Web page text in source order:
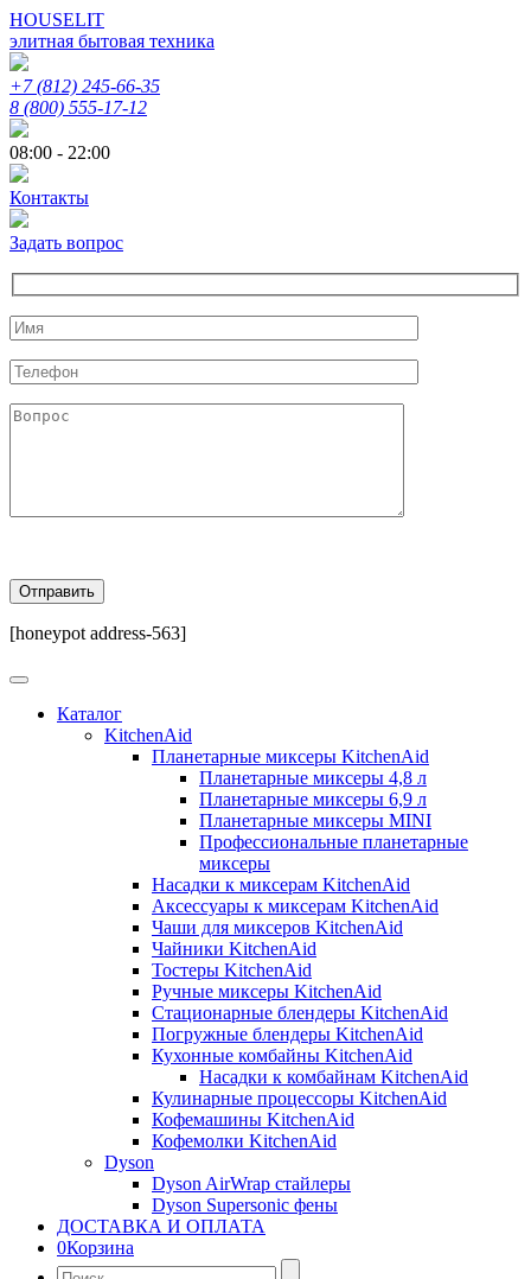
HOUSELIT
элитная бытовая техника
+7 (812) 245-66-35
8 (800) 555-17-12
08:00 - 22:00
Контакты
Задать вопрос
[honeypot address-563]
Каталог
KitchenAid
Планетарные миксеры KitchenAid
Планетарные миксеры 4,8 л
Планетарные миксеры 6,9 л
Планетарные миксеры MINI
Профессиональные планетарные
миксеры
Насадки к миксерам KitchenAid
Аксессуары к миксерам KitchenAid
Чаши для миксеров KitchenAid
Чайники KitchenAid
Тостеры KitchenAid
Ручные миксеры KitchenAid
Стационарные блендеры KitchenAid
Погружные блендеры KitchenAid
Кухонные комбайны KitchenAid
Насадки к комбайнам KitchenAid
Кулинарные процессоры KitchenAid
Кофемашины KitchenAid
Кофемолки KitchenAid
Dyson
Dyson AirWrap стайлеры
Dyson Supersonic фены
ДОСТАВКА И ОПЛАТА
0Корзина
Найти: